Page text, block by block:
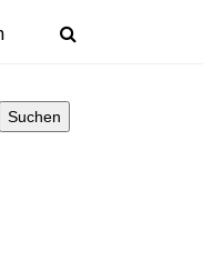
Suchen